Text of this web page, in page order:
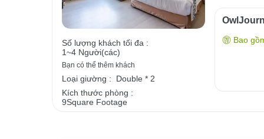
Số lượng khách tối đa :
1~4 Người(các)
Bạn có thể thêm khách
Loại giường :
Double * 2
Kích thước phòng :
9Square Footage
Bao